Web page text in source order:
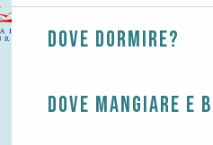
Dove dormire?
Dove mangiare e